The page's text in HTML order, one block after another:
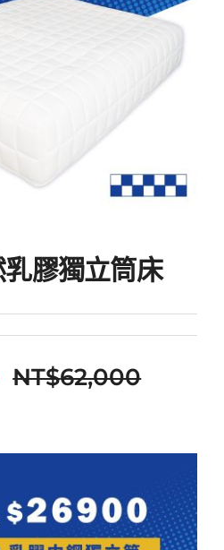
膠獨立筒床
膠獨立筒床
NT$62,000
價
格：
價
格：